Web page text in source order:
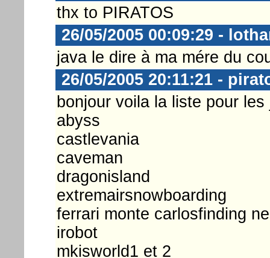
thx to PIRATOS
26/05/2005 00:09:29 -
java le dire à ma mére du
26/05/2005 20:11:21 -
bonjour voila la liste pour
abyss
castlevania
caveman
dragonisland
extremairsnowboarding
ferrari monte carlosfinding
irobot
mkisworld1 et 2